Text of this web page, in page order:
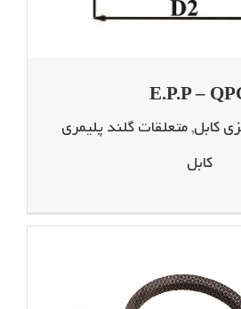
E.P.P –
کابل,متعلقات گلند پلیمری
کابل